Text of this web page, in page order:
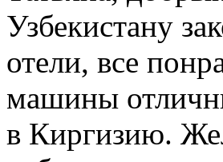
Узбекистану
отели, все
машины
в Киргизию.